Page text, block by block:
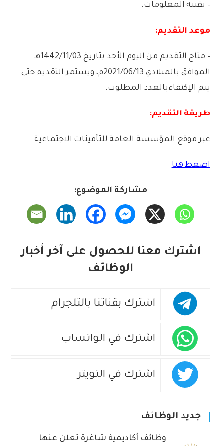
– تقنية المعلومات.
موعد التقديم:
– متاح التقديم من اليوم الأحد بتاريخ
هـ
الموافق بالميلادي م، ويستمر التقديم حتى
يتم الإكتفاءبالعدد المطلوب.
طريقة التقديم:
عبر موقع المؤسسة العامة للتأمينات الاجتماعية
اضغط هنا
مشاركة الموضوع:
اشترك معنا للحصول على آخر أخبار
الوظائف
اشترك بقناتنا بالتلجرام
اشترك في الواتساب
اشترك في التويتر
جديد الوظائف
وظائف أكاديمية شاغرة تعلن عنها